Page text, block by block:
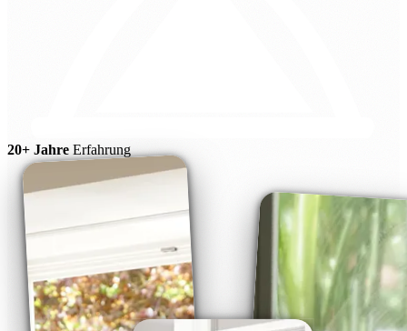
20+ Jahre Erfahrung